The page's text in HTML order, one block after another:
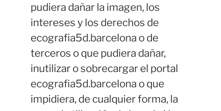
pudiera dañar la imagen, los
intereses y los derechos de
ecografia5d.barcelona o de
terceros o que pudiera dañar,
inutilizar o sobrecargar el portal
ecografia5d.barcelona o que
impidiera, de cualquier forma, la